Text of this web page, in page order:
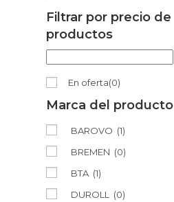
Filtrar por precio de
productos
En oferta(0)
Marca del producto
BAROVO (1)
BREMEN (0)
BTA (1)
DUROLL
(0)